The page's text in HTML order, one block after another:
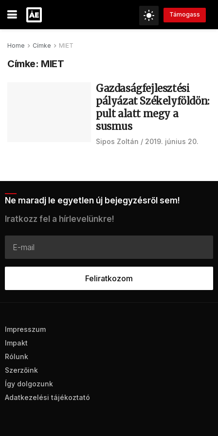
Támogass
Home Címke MIET
Címke: MIET
Gazdaságfejlesztési
pályázat Székelyföldön:
pult alatt megy a
susmus
Sipos Zoltán 2019. június 20.
Ne maradj le egyetlen új bejegyzésről sem!
Iratkozz fel a hírlevelünkre!
Impresszum
Impakt
Rólunk
Szerzőink
Így dolgozunk
Adatkezelési tájékoztató